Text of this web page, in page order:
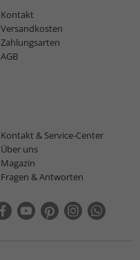
Kontakt
Versandkosten
Zahlungsarten
AGB
Kontakt & Service-Center
Über uns
Magazin
Fragen & Antworten